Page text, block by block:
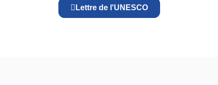
Lettre de l'UNESCO